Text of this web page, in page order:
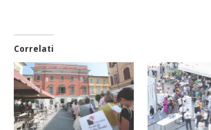
Correlati